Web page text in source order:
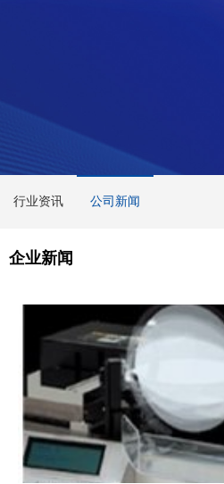
行业资讯 公司新闻
企业新闻